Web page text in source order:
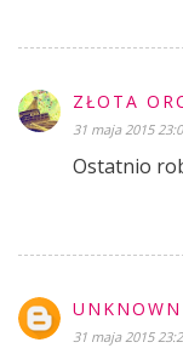
ZŁOTA
31 maja 2015
Ostatnio
UNKNOWN
31 maja 2015